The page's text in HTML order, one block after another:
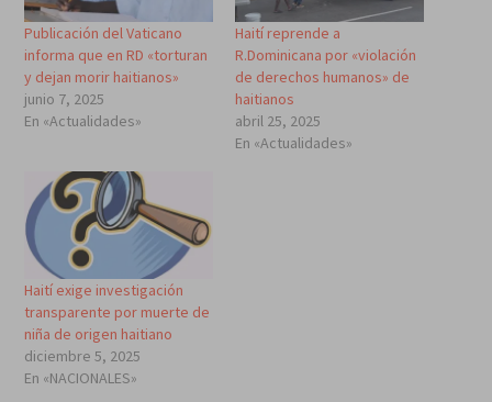
Publicación del Vaticano
informa que en RD «torturan
y dejan morir haitianos»
junio 7, 2025
En «Actualidades»
Haití reprende a
R.Dominicana por «violación
de derechos humanos» de
haitianos
abril 25, 2025
En «Actualidades»
Haití exige investigación
transparente por muerte de
niña de origen haitiano
diciembre 5, 2025
En «NACIONALES»